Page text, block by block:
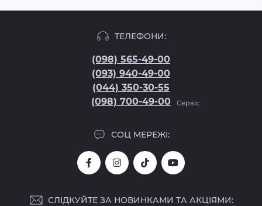
ТЕЛЕФОНИ:
(098) 565-49-00
(093) 940-49-00
(044) 350-30-55
(098) 700-49-00
Сервіс
СОЦ МЕРЕЖІ:
СЛІДКУЙТЕ ЗА НОВИНКАМИ ТА АКЦІЯМИ: